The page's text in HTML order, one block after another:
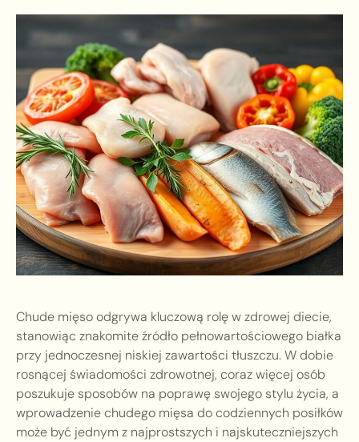
Chude mięso odgrywa kluczową rolę w zdrowej diecie,
stanowiąc znakomite źródło pełnowartościowego białka
przy jednoczesnej niskiej zawartości tłuszczu. W dobie
rosnącej świadomości zdrowotnej, coraz więcej osób
poszukuje sposobów na poprawę swojego stylu życia, a
wprowadzenie chudego mięsa do codziennych posiłków
może być jednym z najprostszych i najskuteczniejszych